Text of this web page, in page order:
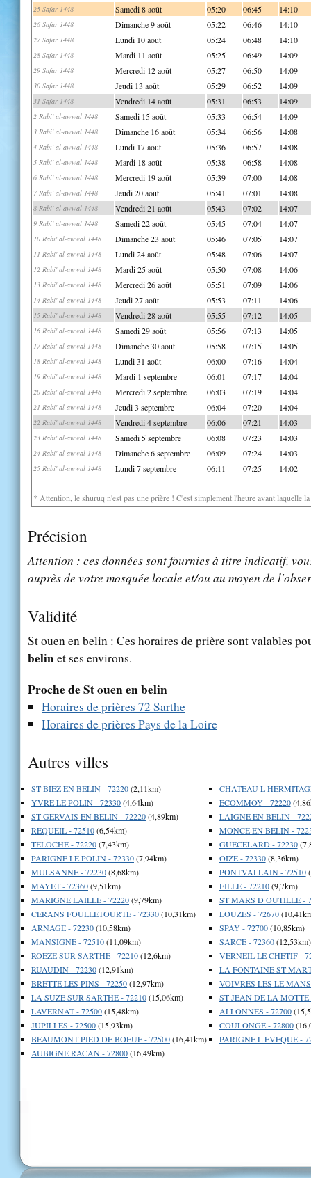
25 Safar 1448 Samedi 8 août 05:20 06:45 14:10
26 Safar 1448 Dimanche 9 août 05:22 06:46 14:10
27 Safar 1448 Lundi 10 août 05:24 06:48 14:10
28 Safar 1448 Mardi 11 août 05:25 06:49 14:09
29 Safar 1448 Mercredi 12 août 05:27 06:50 14:09
30 Safar 1448 Jeudi 13 août 05:29 06:52 14:09
31 Safar 1448 Vendredi 14 août 05:31 06:53 14:09
2 Rabi' al-awwal 1448 Samedi 15 août 05:33 06:54 14:09
3 Rabi' al-awwal 1448 Dimanche 16 août 05:34 06:56 14:08
4 Rabi' al-awwal 1448 Lundi 17 août 05:36 06:57 14:08
5 Rabi' al-awwal 1448 Mardi 18 août 05:38 06:58 14:08
6 Rabi' al-awwal 1448 Mercredi 19 août 05:39 07:00 14:08
7 Rabi' al-awwal 1448 Jeudi 20 août 05:41 07:01 14:08
8 Rabi' al-awwal 1448 Vendredi 21 août 05:43 07:02 14:07
9 Rabi' al-awwal 1448 Samedi 22 août 05:45 07:04 14:07
10 Rabi' al-awwal 1448 Dimanche 23 août 05:46 07:05 14:07
11 Rabi' al-awwal 1448 Lundi 24 août 05:48 07:06 14:07
12 Rabi' al-awwal 1448 Mardi 25 août 05:50 07:08 14:06
13 Rabi' al-awwal 1448 Mercredi 26 août 05:51 07:09 14:06
14 Rabi' al-awwal 1448 Jeudi 27 août 05:53 07:11 14:06
15 Rabi' al-awwal 1448 Vendredi 28 août 05:55 07:12 14:05
16 Rabi' al-awwal 1448 Samedi 29 août 05:56 07:13 14:05
17 Rabi' al-awwal 1448 Dimanche 30 août 05:58 07:15 14:05
18 Rabi' al-awwal 1448 Lundi 31 août 06:00 07:16 14:04
19 Rabi' al-awwal 1448 Mardi 1 septembre 06:01 07:17 14:04
20 Rabi' al-awwal 1448 Mercredi 2 septembre 06:03 07:19 14:04
21 Rabi' al-awwal 1448 Jeudi 3 septembre 06:04 07:20 14:04
22 Rabi' al-awwal 1448 Vendredi 4 septembre 06:06 07:21 14:03
23 Rabi' al-awwal 1448 Samedi 5 septembre 06:08 07:23 14:03
24 Rabi' al-awwal 1448 Dimanche 6 septembre 06:09 07:24 14:03
25 Rabi' al-awwal 1448 Lundi 7 septembre 06:11 07:25 14:02
* Attention, le shuruq n'est pas une prière ! C'est simplement l'heure avant laquelle
Précision
Attention : ces données sont fournies à titre indicatif,
auprès de votre mosquée locale et/ou au moyen de
Validité
St ouen en belin : Ces horaires de prière sont valables
belinet ses environs.
Proche de St ouen en belin
Horaires de prières 72 Sarthe
Horaires de prières Pays de la Loire
Autres villes
ST BIEZ EN BELIN - 72220(2,11km)
YVRE LE POLIN - 72330(4,64km)
ST GERVAIS EN BELIN - 72220(4,89km)
REQUEIL - 72510(6,54km)
TELOCHE - 72220(7,43km)
PARIGNE LE POLIN - 72330(7,94km)
MULSANNE - 72230(8,68km)
MAYET - 72360(9,51km)
MARIGNE LAILLE - 72220(9,79km)
CERANS FOULLETOURTE - 72330(10,31km)
ARNAGE - 72230(10,58km)
MANSIGNE - 72510(11,09km)
ROEZE SUR SARTHE - 72210(12,6km)
RUAUDIN - 72230(12,91km)
BRETTE LES PINS - 72250(12,97km)
LA SUZE SUR SARTHE - 72210(15,06km)
LAVERNAT - 72500(15,48km)
JUPILLES - 72500(15,93km)
BEAUMONT PIED DE BOEUF - 72500(16,41km)
AUBIGNE RACAN - 72800(16,49km)
CHATEAU L
ECOMMOY - 72220
LAIGNE EN BELIN -
MONCE EN BELIN -
GUECELARD - 72230
OIZE - 72330(8,36km)
PONTVALLAIN - 72510
FILLE - 72210(9,7km)
ST MARS D OUTILLE -
LOUZES - 72670
SPAY - 72700(10,85km)
SARCE - 72360(12,53km)
VERNEIL LE CHETIF -
LA FONTAINE ST
VOIVRES LES LE
ST JEAN DE LA MOTTE
ALLONNES - 72700
COULONGE - 72800
PARIGNE L EVEQUE -